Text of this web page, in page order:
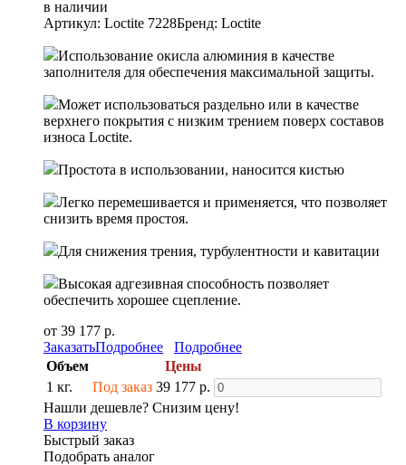
в наличии
Артикул: Loctite 7228Бренд: Loctite
Использование окисла алюминия в качестве
заполнителя для обеспечения максимальной защиты.
Может использоваться раздельно или в качестве
верхнего покрытия с низким трением поверх составов
износа Loctite.
Простота в использовании, наносится кистью
Легко перемешивается и применяется, что позволяет
снизить время простоя.
Для снижения трения, турбулентности и кавитации
Высокая адгезивная способность позволяет
обеспечить хорошее сцепление.
от 39 177 р.
ЗаказатьПодробнее
Подробнее
Объем
Цены
1 кг.
Под заказ 39 177 р.
Нашли дешевле? Снизим цену!
В корзину
Быстрый заказ
Подобрать аналог